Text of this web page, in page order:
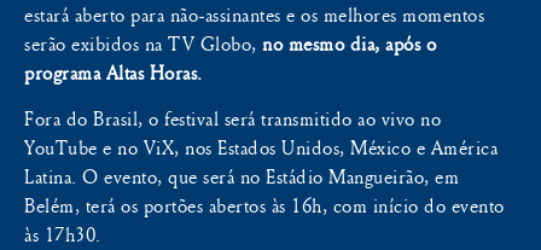
estará aberto para não-assinantes e os melhores momentos
serão exibidos na TV Globo, no mesmo dia, após o
programa Altas Horas.
Fora do Brasil, o festival será transmitido ao vivo no
YouTube e no ViX, nos Estados Unidos, México e América
Latina. O evento, que será no Estádio Mangueirão, em
Belém, terá os portões abertos às 16h, com início do evento
às 17h30.